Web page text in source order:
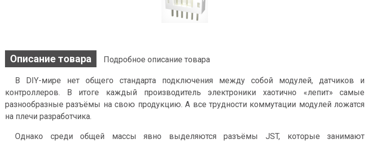
Описание товара Подробное описание товара
В DIY-мире нет общего стандарта подключения между собой модулей, датчиков и
контроллеров. В итоге каждый производитель электроники хаотично «лепит» самые
разнообразные разъёмы на свою продукцию. А все трудности коммутации модулей ложатся
на плечи разработчика.
Однако среди общей массы явно выделяются разъёмы JST, которые занимают